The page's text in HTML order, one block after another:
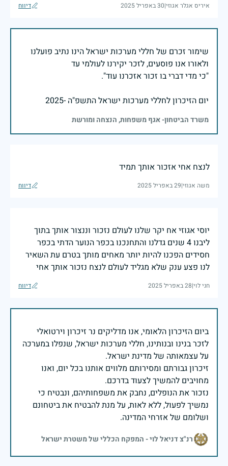
איריס אגלר אגוזי|30 באפריל 2025 דיווח
שימור זכרם של חללי מערכות ישראל הינו נתיב פועלנו
יום הזיכרון לחללי מערכות ישראל התשפ"ה -2025
משרד הביטחון- אגף משפחות, הנצחה ומורשת
לנצח אחי אזכור אותך תמיד
משה אגוזי|29 באפריל 2025 דיווח
יוסי אגוזי אח יקר שלנו לעולם נזכור וננצור אותך בתוך
ליבנו 4 שנים גדלנו והתחנכנו בכפר הנוער הדתי בכפר
חסידים הפכנו להיות יותר מאחים מותך בטרם עת השאיר
לנו פצע ענק שלא מגליד לעולם לנצח נזכור אותך אחי
חני לוי|28 באפריל 2025 דיווח
ביום הזיכרון הלאומי, אנו מדליקים נר זיכרון וירטואלי
לזכר בנינו ובנותינו, חללי מערכות ישראל, שנפלו במערכה
זיכרון גבורתם ומסירותם מלווים אותנו בכל יום, ואנו
נזכור את הנופלים, נחבק את משפחותיהם, ונבטיח כי
נמשיך לפעול, ללא לאות, על מנת להבטיח את ביטחונם
ושלומם של אזרחי המדינה.
רנ"צ דניאל לוי - המפקח הכללי של משטרת ישראל